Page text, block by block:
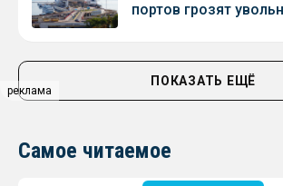
реклама
портов грозят
ПОКАЗАТЬ ЕЩЁ
Самое читаемое